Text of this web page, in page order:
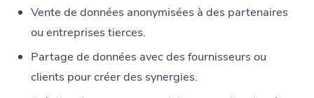
Vente de données anonymisées à des partenaires
ou entreprises tierces.
Partage de données avec des fournisseurs ou
clients pour créer des synergies.